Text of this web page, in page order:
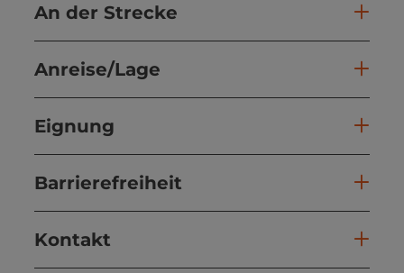
An der Strecke
Anreise/Lage
Eignung
Barrierefreiheit
Kontakt